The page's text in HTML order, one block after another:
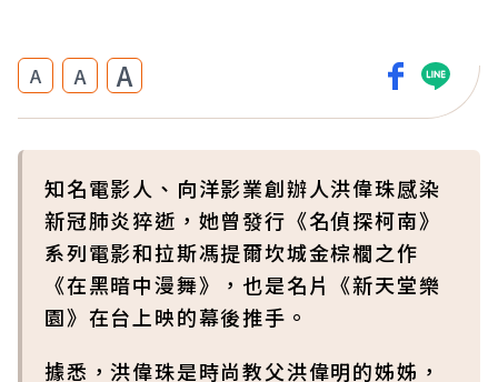
A A A
知名電影人、向洋影業創辦人洪偉珠感染
新冠肺炎猝逝，她曾發行《名偵探柯南》
系列電影和拉斯馮提爾坎城金棕櫚之作
《在黑暗中漫舞》，也是名片《新天堂樂
園》在台上映的幕後推手。
據悉，洪偉珠是時尚教父洪偉明的姊姊，